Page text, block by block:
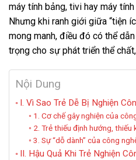
máy tính bảng, tivi hay máy
Nhưng khi ranh giới giữa “tiện
mong manh, điều đó có thể
trọng cho sự phát triển thể
Nội Dung
I. Vì Sao Trẻ Dễ Bị Nghiện
1. Cơ chế gây nghiện của
2. Trẻ thiếu định hướng, thiếu
3. Sự “dỗ dành” của công
II. Hậu Quả Khi Trẻ Nghiện